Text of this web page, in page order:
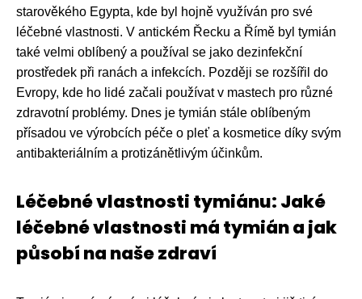
starověkého Egypta, kde byl hojně využíván pro své
léčebné vlastnosti. V antickém Řecku a Římě byl tymián
také velmi oblíbený a používal se jako dezinfekční
prostředek při ranách a infekcích. Později se rozšířil do
Evropy, kde ho lidé začali používat v mastech pro různé
zdravotní problémy. Dnes je tymián stále oblíbeným
přísadou ve výrobcích péče o pleť a kosmetice díky svým
antibakteriálním a protizánětlivým účinkům.
Léčebné vlastnosti tymiánu: Jaké
léčebné vlastnosti má tymián a jak
působí na naše zdraví